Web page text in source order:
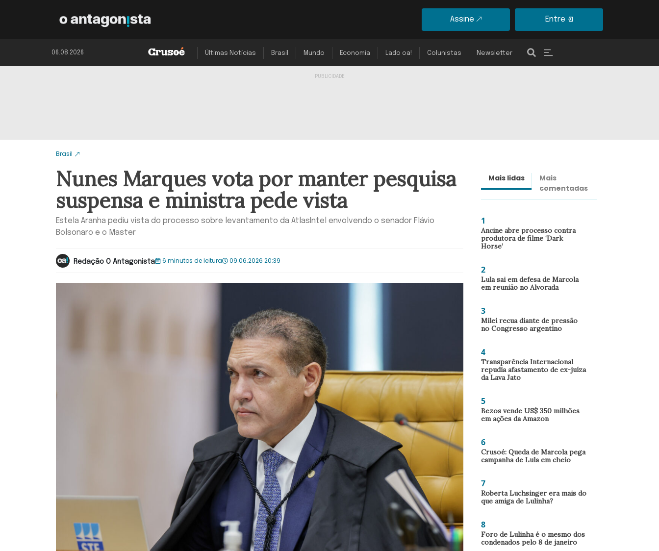
Assine Entre
06.08.2026 Últimas Notícias Brasil Mundo Economia Lado oa! Colunistas Newsletter
Brasil
Nunes Marques vota por manter pesquisa
suspensa e ministra pede vista
Estela Aranha pediu vista do processo sobre levantamento da AtlasIntel envolvendo o senador Flávio
Bolsonaro e o Master
Redação O Antagonista 6 minutos de leitura 09.06.2026 20:39
Mais lidas
Mais
comentadas
1
Ancine abre processo contra
produtora de filme ‘Dark
Horse’
2
Lula sai em defesa de Marcola
em reunião no Alvorada
3
Milei recua diante de pressão
no Congresso argentino
4
Transparência Internacional
repudia afastamento de ex-juíza
da Lava Jato
5
Bezos vende US$ 350 milhões
em ações da Amazon
6
Crusoé: Queda de Marcola pega
campanha de Lula em cheio
7
Roberta Luchsinger era mais do
que amiga de Lulinha?
8
Foro de Lulinha é o mesmo dos
condenados pelo 8 de janeiro